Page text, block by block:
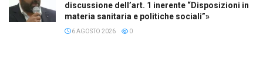
discussione dell’art. 1 inerente “Disposizioni in
materia sanitaria e politiche sociali”»
6 AGOSTO 2026 0